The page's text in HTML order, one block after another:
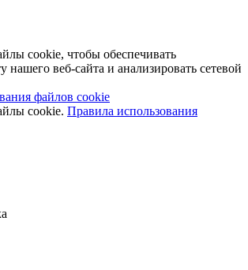
cookie, чтобы обеспечивать
нашего веб-сайта и анализировать сетевой
файлов cookie
cookie. Правила использования